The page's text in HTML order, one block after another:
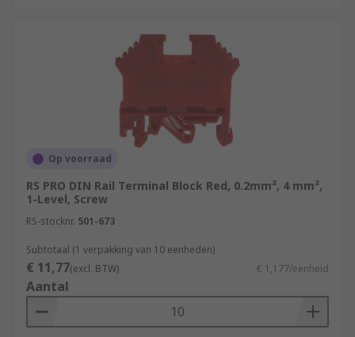
Op voorraad
RS PRO DIN Rail Terminal Block Red, 0.2mm², 4 mm²,
1-Level, Screw
RS-stocknr. 501-673
Subtotaal (1 verpakking van 10 eenheden)
€ 11,77(excl. BTW) € 1,177/eenheid
Aantal